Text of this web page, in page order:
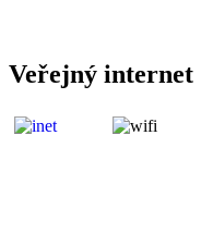
Veřejný internet